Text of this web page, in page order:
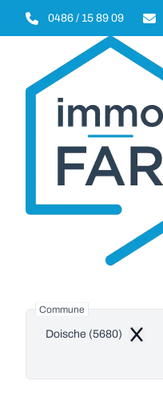
Aller au contenu principal
0486 / 15 89 09
Commune
Doische (5680) Remove